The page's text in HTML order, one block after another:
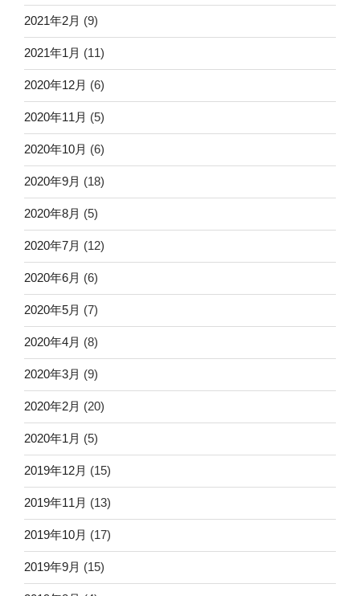
2021年2月 (9)
2021年1月 (11)
2020年12月 (6)
2020年11月 (5)
2020年10月 (6)
2020年9月 (18)
2020年8月 (5)
2020年7月 (12)
2020年6月 (6)
2020年5月 (7)
2020年4月 (8)
2020年3月 (9)
2020年2月 (20)
2020年1月 (5)
2019年12月 (15)
2019年11月 (13)
2019年10月 (17)
2019年9月 (15)